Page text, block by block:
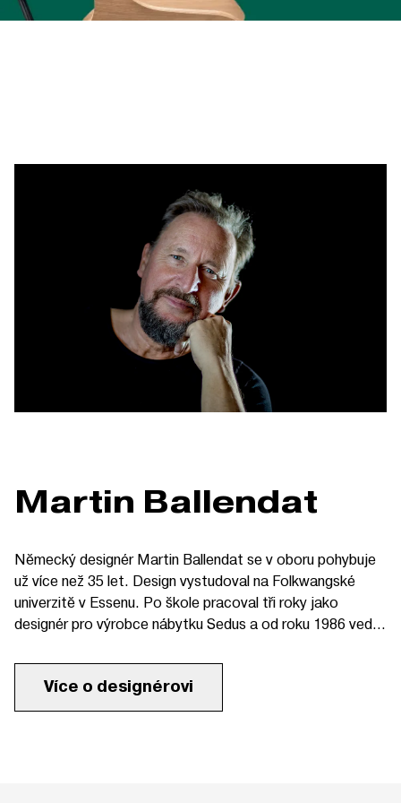
Martin Ballendat
Německý designér Martin Ballendat se v oboru pohybuje
už více než 35 let. Design vystudoval na Folkwangské
univerzitě v Essenu. Po škole pracoval tři roky jako
designér pro výrobce nábytku Sedus a od roku 1986 vedl
Hager, kde setrval deset let. V roce 1995 založil vlastní
studio v Horním Rakousku a později také druhé v
Německu. Studia Design Ballendat spolupracují s více než
Více o designérovi